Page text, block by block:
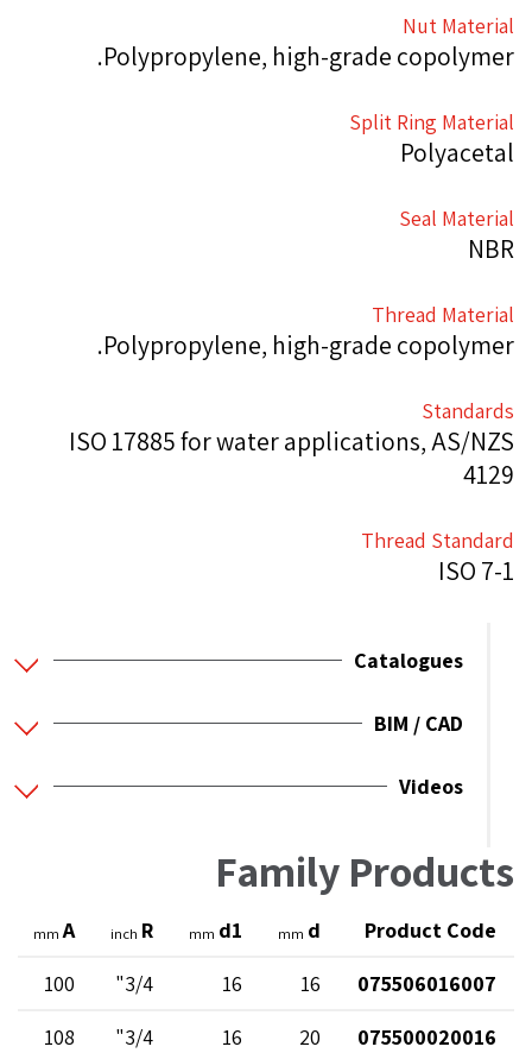
Nut Material
Polypropylene, high-grade copolymer.
Split Ring Material
Polyacetal
Seal Material
NBR
Thread Material
Polypropylene, high-grade copolymer.
Standards
ISO 17885 for water applications, AS/NZS
4129
Thread Standard
ISO 7-1
Catalogues
BIM / CAD
Videos
Family Products
Product Code
d
mm
d1
mm
R
inch
A
mm
075506016007
16
16
3/4"
100
075500020016
20
16
3/4"
108